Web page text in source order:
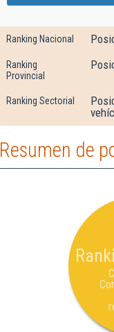
Ranking Nacional
Ranking
Provincial
Ranking Sectorial
Resumen de